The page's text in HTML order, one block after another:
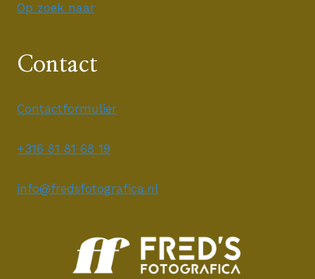
Op zoek naar
Contact
Contactformulier
+316 81 81 68 19
info@fredsfotografica.nl